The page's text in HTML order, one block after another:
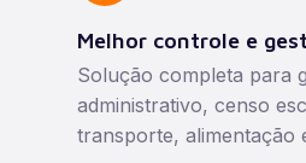
Melhor controle e
Solução completa para
administrativo, censo
transporte, alimentação